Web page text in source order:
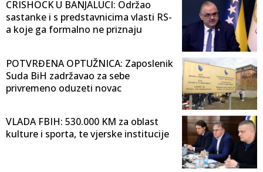
CRISHOCK U BANJALUCI: Održao
sastanke i s predstavnicima vlasti RS-
a koje ga formalno ne priznaju
POTVRĐENA OPTUŽNICA: Zaposlenik
Suda BiH zadržavao za sebe
privremeno oduzeti novac
VLADA FBIH: 530.000 KM za oblast
kulture i sporta, te vjerske institucije